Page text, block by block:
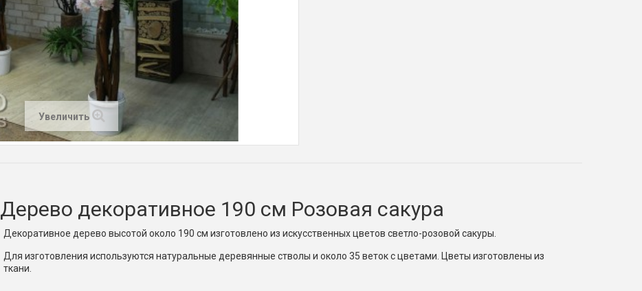
Увеличить
Дерево декоративное 190 см Розовая сакура
Декоративное дерево высотой около 190 см изготовлено из искусственных цветов светло-розовой сакуры.
Для изготовления используются натуральные деревянные стволы и около 35 веток с цветами. Цветы изготовлены из
ткани.